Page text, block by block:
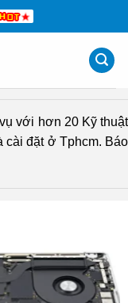
với hơn 20 Kỹ thuật
cài đặt ở Tphcm. Báo